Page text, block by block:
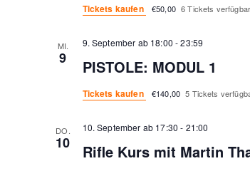
Tickets kaufen €50,00 6 Tickets verfügbar
MI.
9 PISTOLE: MODUL 1
9. September ab 18:00 -23:59
Tickets kaufen €140,00 5 Tickets
DO.
10 Rifle Kurs mit Martin
10. September ab 17:30 - 21:00